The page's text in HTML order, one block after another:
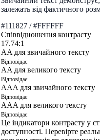
залежать від фактичного
#111827/#FFFFFF
Співвідношення контрасту
17.74:1
AA для звичайного тексту
Відповідає
AA для великого тексту
Відповідає
AAA для звичайного тексту
Відповідає
AAA для великого тексту
Відповідає
Це індикатори контрасту у
доступності. Перевірте